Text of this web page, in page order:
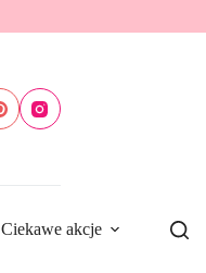
Ciekawe akcje